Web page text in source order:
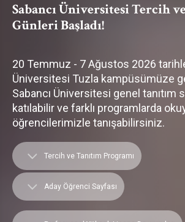
Sabancı Üniversitesi Tercih
Günleri Başladı!
20 Temmuz - 7 Ağustos 2026
Üniversitesi Tuzla kampüsümüze
Sabancı Üniversitesi genel tanıtım
katılabilir ve farklı programlarda
öğrencilerimizle tanışabilirsiniz.
Tercih ve Tanıtım Programı
Aday Öğrenci Sayfası